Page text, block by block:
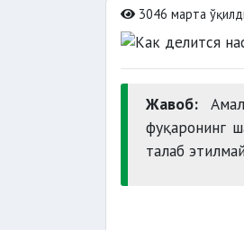
3046 марта
Жавоб:
фуқаронинг
талаб